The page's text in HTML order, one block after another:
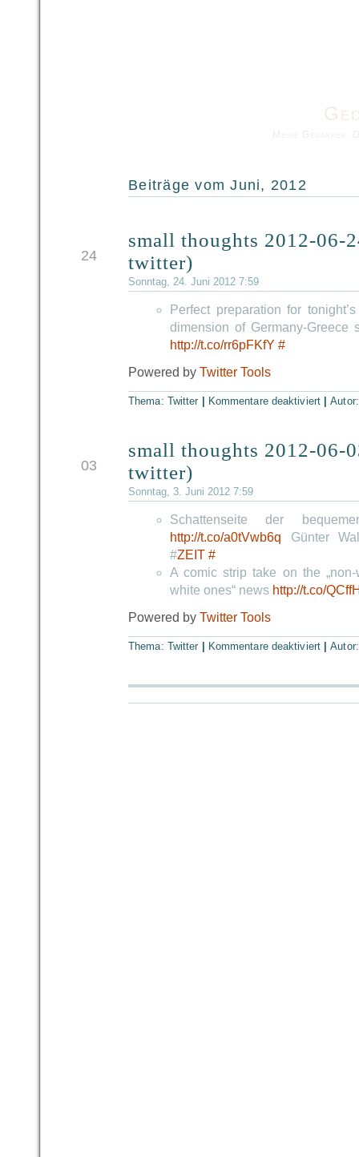
Beiträge vom Juni, 2012
24
small thoughts 2012-06-
twitter)
Sonntag, 24. Juni 2012 7:59
Perfect preparation for
dimension of Germany-Greece
http://t.co/rr6pFKfY #
Powered by Twitter Tools
Thema: Twitter Kommentare deaktiviert|
03
small thoughts 2012-06-
twitter)
Sonntag, 3. Juni 2012 7:59
Schattenseite der
http://t.co/a0tVwb6q Günter
#ZEIT #
A comic strip take on the
white ones“ news http://t.co/
Powered by Twitter Tools
Thema: Twitter Kommentare deaktiviert|